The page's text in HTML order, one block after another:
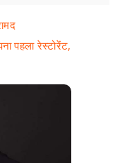
पहला रेस्टोरेंट,